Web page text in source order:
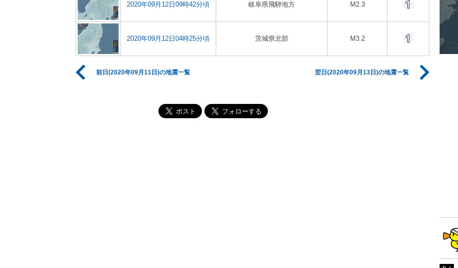
2020年09月12日09時42分頃 岐阜県飛騨地方 M2.3
2020年09月12日04時25分頃 茨城県北部 M3.2
前日(2020年09月11日)の地震一覧 翌日(2020年09月13日)の地震一覧